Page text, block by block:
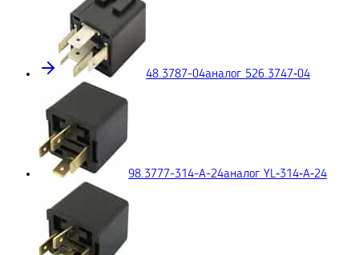
48.3787-04аналог 526.3747‑04
98.3777-314-A-24аналог YL‑314‑A‑24